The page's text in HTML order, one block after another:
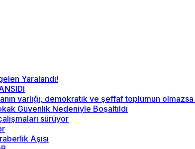
Yaralandı!
varlığı, demokratik ve şeffaf toplumun
Güvenlik Nedeniyle Boşaltıldı
sürüyor
Aşısı